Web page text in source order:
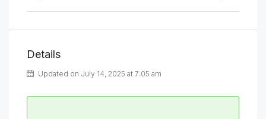
Details
Updated on July 14, 2025 at 7:05 am